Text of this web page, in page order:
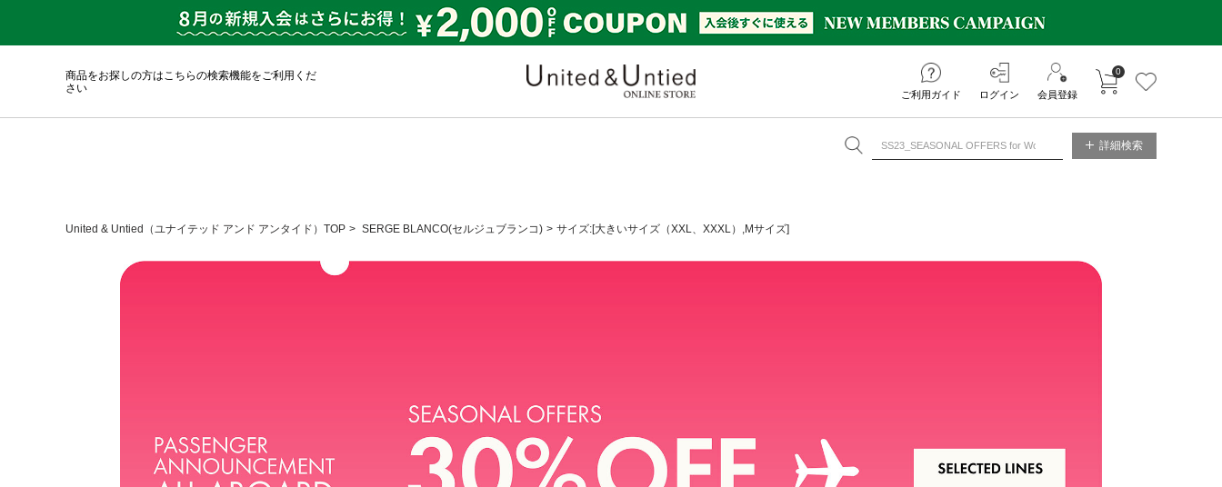
商品をお探しの方はこちらの検索機能をご利用くだ
さい
ご利用ガイド ログイン 会員登録
カートに入れる
0
詳細検索
United & Untied（ユナイテッド アンド アンタイド）TOP SERGE BLANCO(セルジュブランコ) サイズ:[大きいサイズ（XXL、XXXL）,Mサイズ]